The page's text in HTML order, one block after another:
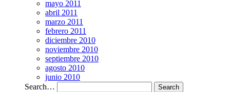
mayo 2011
abril 2011
marzo 2011
febrero 2011
diciembre 2010
noviembre 2010
septiembre 2010
agosto 2010
junio 2010
Search…